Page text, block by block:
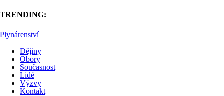
TRENDING:
Plynárenství
Dějiny
Obory
Současnost
Lidé
Výzvy
Kontakt